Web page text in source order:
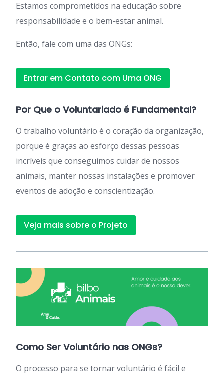
Estamos comprometidos na educação sobre
responsabilidade e o bem-estar animal.
Então, fale com uma das ONGs:
Entrar em Contato com Uma ONG
Por Que o Voluntariado é Fundamental?
O trabalho voluntário é o coração da organização,
porque é graças ao esforço dessas pessoas
incríveis que conseguimos cuidar de nossos
animais, manter nossas instalações e promover
eventos de adoção e conscientização.
Veja mais sobre o Projeto
Como Ser Voluntário nas ONGs?
O processo para se tornar voluntário é fácil e